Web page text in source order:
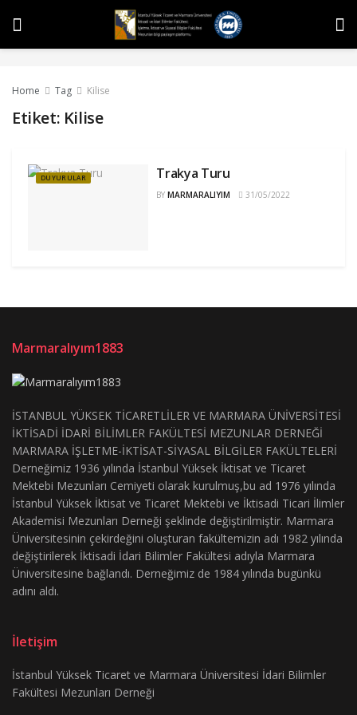
Home Tag Kilise
Etiket: Kilise
DUYURULAR Trakya Turu
BY MARMARALIYIM 31/05/2022
Marmaralıyım1883
İSTANBUL YÜKSEK TİCARETLİLER VE MARMARA ÜNİVERSİTESİ
İKTİSADİ İDARİ BİLİMLER FAKÜLTESİ MEZUNLAR DERNEĞİ
MARMARA İŞLETME-İKTİSAT-SİYASAL BİLGİLER FAKÜLTELERİ
Derneğimiz 1936 yılında İstanbul Yüksek İktisat ve Ticaret
Mektebi Mezunları Cemiyeti olarak kurulmuş,bu ad 1976 yılında
İstanbul Yüksek İktisat ve Ticaret Mektebi ve İktisadi Ticari İlimler
Akademisi Mezunları Derneği şeklinde değiştirilmiştir. Marmara
Üniversitesinin çekirdeğini oluşturan fakültemizin adı 1982 yılında
değiştirilerek İktisadi İdari Bilimler Fakültesi adıyla Marmara
Üniversitesine bağlandı. Derneğimiz de 1984 yılında bugünkü
adını aldı.
İletişim
İstanbul Yüksek Ticaret ve Marmara Üniversitesi İdari Bilimler
Fakültesi Mezunları Derneği